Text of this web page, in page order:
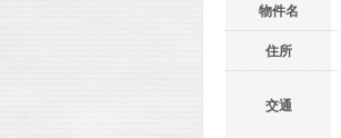
物件名
住所
交通